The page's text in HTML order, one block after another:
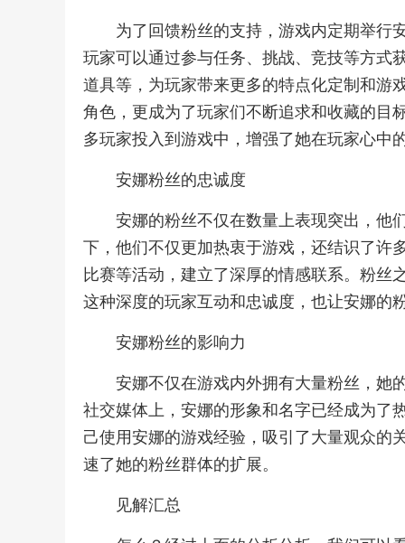
为了回馈粉丝的支持，游戏内定期举行
玩家可以通过参与任务、挑战、竞技等方式
道具等，为玩家带来更多的特点化定制和游
角色，更成为了玩家们不断追求和收藏的目
多玩家投入到游戏中，增强了她在玩家心中
安娜粉丝的忠诚度
安娜的粉丝不仅在数量上表现突出，他
下，他们不仅更加热衷于游戏，还结识了许
比赛等活动，建立了深厚的情感联系。粉丝
这种深度的玩家互动和忠诚度，也让安娜的
安娜粉丝的影响力
安娜不仅在游戏内外拥有大量粉丝，她
社交媒体上，安娜的形象和名字已经成为了
己使用安娜的游戏经验，吸引了大量观众的
速了她的粉丝群体的扩展。
见解汇总